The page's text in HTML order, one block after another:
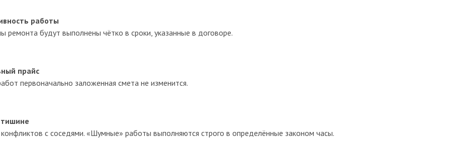
работы
ремонта будут выполнены чётко в сроки, указанные в договоре.
прайс
первоначально заложенная смета не изменится.
с соседями. «Шумные» работы выполняются строго в определённые законом часы.